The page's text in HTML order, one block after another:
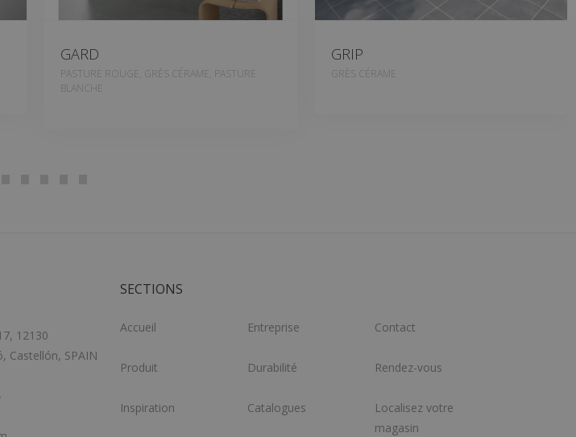
GARD
PASTURE ROUGE, GRÈS CÉRAME, PASTURE
BLANCHE
GRIP
GRÈS CÉRAME
12130
Castellón, SPAIN
SECTIONS
Accueil
Produit
Inspiration
Entreprise
Durabilité
Catalogues
Contact
Rendez-vous
Localisez votre
magasin